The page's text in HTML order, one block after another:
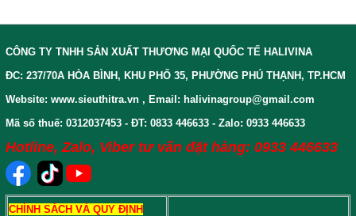
CÔNG TY TNHH SẢN XUẤT THƯƠNG MẠI QUỐC TẾ HALIVINA
ĐC: 237/70A HÒA BÌNH, KHU PHỐ 35, PHƯỜNG PHÚ THẠNH, TP.HCM
Website: www.sieuthitra.vn , Email: halivinagroup@gmail.com
Mã số thuế: 0312037453 - ĐT: 0833 446633 - Zalo: 0933 446633
Hotline, Zalo, Viber tư vấn đặt hàng: 0933 446633
CHÍNH SÁCH VÀ QUY ĐỊNH